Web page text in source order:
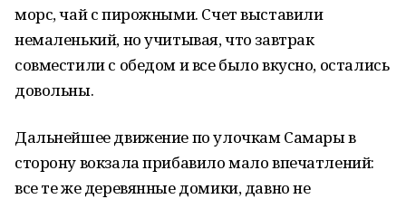
морс, чай с пирожными. Счет выставили
немаленький, но учитывая, что завтрак
совместили с обедом и все было вкусно, остались
довольны.
Дальнейшее движение по улочкам Самары в
сторону вокзала прибавило мало впечатлений:
все те же деревянные домики, давно не